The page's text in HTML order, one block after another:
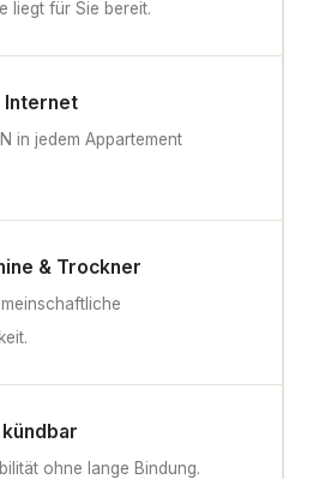
liegt für Sie bereit.
Internet
in jedem Appartement
& Trockner
ohne lange Bindung.